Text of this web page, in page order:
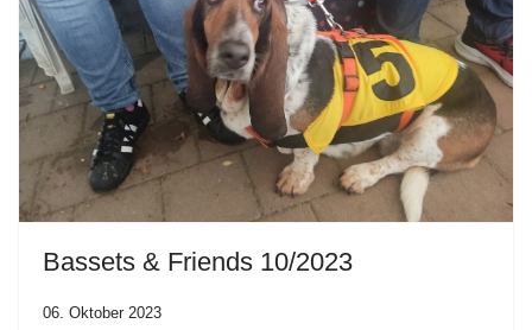
Bassets & Friends 10/2023
06. Oktober 2023